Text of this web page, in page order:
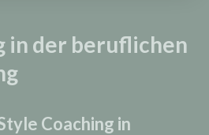
in der beruflichen
Coaching in